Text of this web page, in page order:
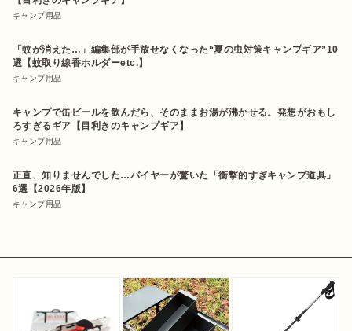
キャンプ用品
「蚊が消えた…」編集部が手放せなくなった“夏の虫対策キャンプギア”10
選【蚊取り線香ホルダーetc.】
キャンプ用品
キャンプで缶ビールを飲んだら、そのままお湯が沸かせる。発想がおもし
ろすぎるギア【目利きのキャンプギア】
キャンプ用品
正直、知りませんでした…バイヤーが驚いた「衝撃的すぎキャンプ道具」
6選【2026年版】
キャンプ用品